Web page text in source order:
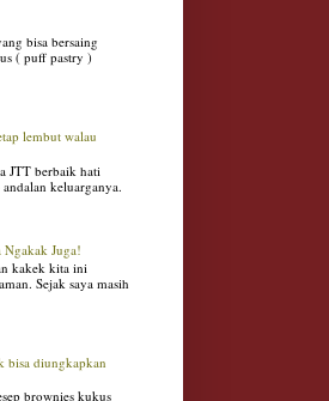
bisa bersaing
( puff pastry )
lembut walau
JTT berbaik hati
keluarganya.
Juga!
kakek kita ini
Sejak saya masih
bisa diungkapkan
brownies kukus